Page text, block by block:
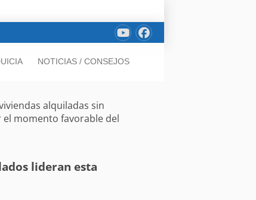
NOTICIAS / CONSEJOS
alquiladas sin
momento favorable del
lideran esta